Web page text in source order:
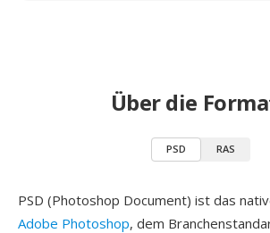
Über die
PSD RAS
PSD (Photoshop Document) ist das
Adobe Photoshop, dem